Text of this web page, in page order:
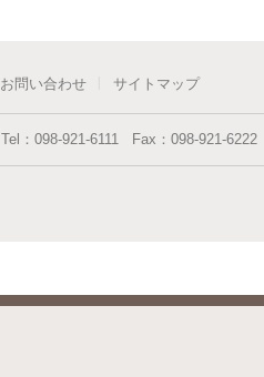
お問い合わせ サイトマップ
Tel： 098-921-6111 Fax： 098-921-6222